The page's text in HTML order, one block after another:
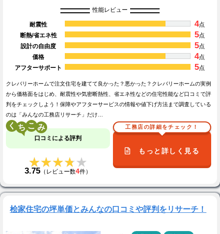
性能レビュー
耐震性 4点
断熱/省エネ性
5点
設計の自由度
5点
価格
4点
アフターサポート
5点
クレバリーホームで注文住宅を建てて良かった？悪かった？クレバリーホームの実例
から価格面をはじめ、耐震性や気密断熱性、省エネ性などの住宅性能など口コミで評
判をチェックしよう！保障やアフターサービスの情報や値下げ方法まで調査している
のは「みんなの工務店リサーチ」だけ…
く こ
口コミによる評判
★★★★★
★★★★★
3.75 （レビュー数4件）
工務店の詳細をチェック！
もっと詳しく見る
桧家住宅の坪単価とみんなの口コミや評判をリサーチ！